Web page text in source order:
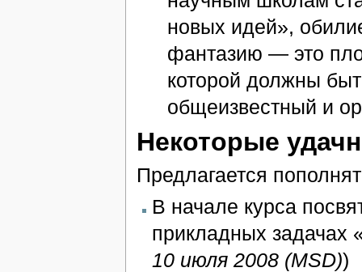
новых идей»,
фантазию — это
которой должны
общеизвестный и
Некоторые
Предлагается
В начале курса
прикладных задачах
10 июля 2008 (MSD))